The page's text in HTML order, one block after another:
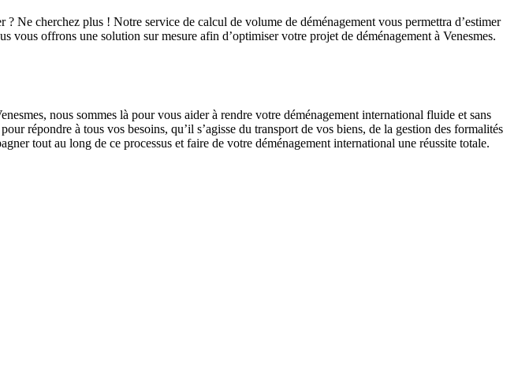
Ne cherchez plus ! Notre service de calcul de volume de déménagement vous permettra d’estimer
vous offrons une solution sur mesure afin d’optimiser votre projet de déménagement à Venesmes.
nous sommes là pour vous aider à rendre votre déménagement international fluide et sans
répondre à tous vos besoins, qu’il s’agisse du transport de vos biens, de la gestion des formalités
tout au long de ce processus et faire de votre déménagement international une réussite totale.